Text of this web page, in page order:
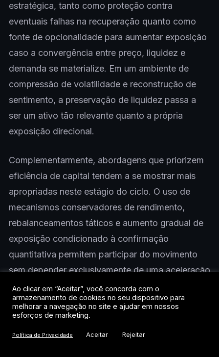
estratégica, tanto como proteção contra
eventuais falhas na recuperação quanto como
fonte de opcionalidade para aumentar exposição
caso a convergência entre preço, liquidez e
demanda se materialize. Em um ambiente de
compressão de volatilidade e reconstrução de
sentimento, a preservação de liquidez passa a
ser um ativo tão relevante quanto a própria
exposição direcional.
Complementarmente, abordagens que priorizem
eficiência de capital tendem a se mostrar mais
apropriadas neste estágio do ciclo. O uso de
mecanismos conservadores de rendimento,
rebalanceamentos táticos e aumento gradual de
exposição condicionado à confirmação
quantitativa permitem participar do movimento
sem depender exclusivamente de uma aceleração
imediata de preço. Até que haja evidências claras
de absorção estrutural de oferta e melhora
sustentada da liquidez, o foco deve permanecer
na gestão ativa do risco, reconhecendo que o
Ao clicar em “Aceitar”, você concorda com o
armazenamento de cookies no seu dispositivo para
melhorar a navegação no site e ajudar em nossos
esforços de marketing.
Política de Privacidade Aceitar Rejeitar